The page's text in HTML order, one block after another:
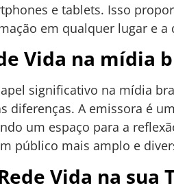
e tablets. Isso
em qualquer lugar e
Vida na mídia
significativo na mídia
diferenças. A emissora é
um espaço para a
público mais amplo e
Vida na sua